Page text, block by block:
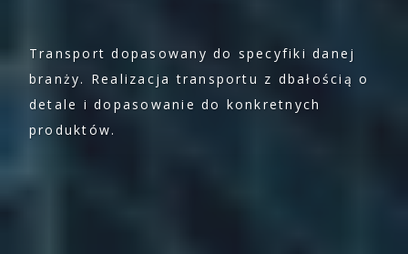
Transport dopasowany do specyfiki danej
branży. Realizacja transportu z dbałością o
detale i dopasowanie do konkretnych
produktów.